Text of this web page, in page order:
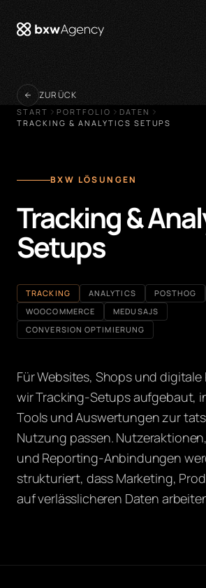
ZURÜCK
START PORTFOLIO
DATEN
TRACKING & ANALYTICS SETUPS
BXW LÖSUNGEN
Tracking &
Setups
TRACKING ANALYTICS POSTHOG
WOOCOMMERCE
MEDUSAJS
CONVERSION OPTIMIERUNG
Für Websites, Shops und
wir Tracking-Setups aufgebaut,
Tools und Auswertungen zur
Nutzung passen.
und Reporting-Anbindungen
strukturiert, dass Marketing,
auf verlässlicheren Daten